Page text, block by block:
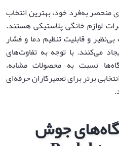
منحصر به‌فرد خود، بهترین انتخاب
لوازم خانگی پلاستیکی هستند.
و قابلیت تنظیم دما و فشار
می‌کنند. با توجه به تفاوت‌های
نسبت به محصولات مشابه،
برتر برای تعمیرکاران حرفه‌ای
جوش